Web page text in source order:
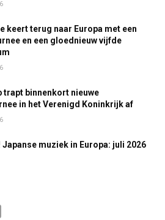
keert terug naar Europa met een
en een gloednieuw vijfde
trapt binnenkort nieuwe
in het Verenigd Koninkrijk af
Japanse muziek in Europa: juli 2026